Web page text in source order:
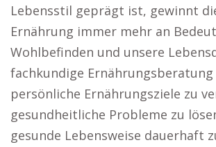
Lebensstil geprägt ist, gewinnt
Ernährung immer mehr an
Wohlbefinden und unsere
fachkundige
persönliche Ernährungsziele zu
gesundheitliche Probleme zu
gesunde Lebensweise dauerhaft